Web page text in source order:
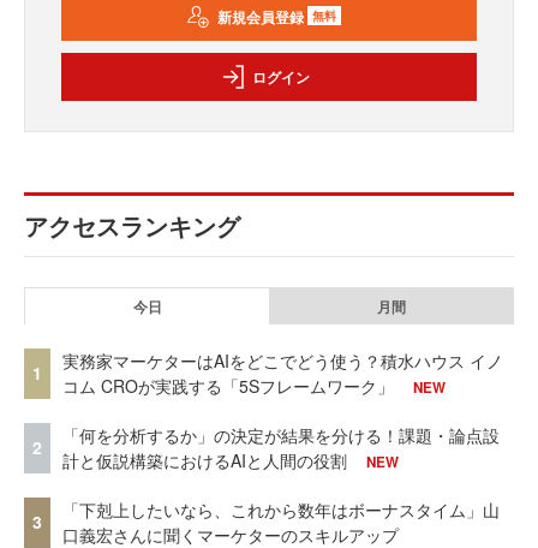
新規会員登録 無料
ログイン
アクセスランキング
今日 月間
1
実務家マーケターはAIをどこでどう使う？積水ハウス イノ
コム CROが実践する「5Sフレームワーク」
NEW
2
「何を分析するか」の決定が結果を分ける！課題・論点設
計と仮説構築におけるAIと人間の役割
NEW
3
「下剋上したいなら、これから数年はボーナスタイム」山
口義宏さんに聞くマーケターのスキルアップ